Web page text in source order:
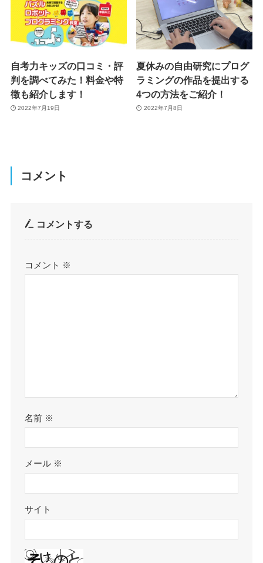
自考力キッズの口コミ・評
判を調べてみた！料金や特
徴も紹介します！
2022年7月19日
夏休みの自由研究にプログ
ラミングの作品を提出する
4つの方法をご紹介！
2022年7月8日
コメント
コメントする
コメント ※
名前 ※
メール ※
サイト